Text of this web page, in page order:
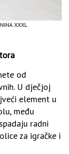
XXXL
od
U dječjoj
element u
među
radni
za igračke i